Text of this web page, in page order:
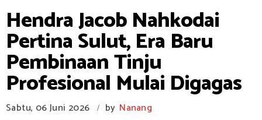
Hendra Jacob Nahkodai
Pertina Sulut, Era Baru
Pembinaan Tinju
Profesional Mulai Digagas
Sabtu, 06 Juni 2026 / by Nanang